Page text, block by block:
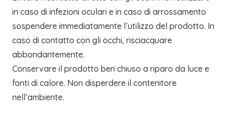
in caso di infezioni oculari e in caso di arrossamento
sospendere immediatamente l’utilizzo del prodotto. In
caso di contatto con gli occhi, risciacquare
abbondantemente.
Conservare il prodotto ben chiuso a riparo da luce e
fonti di calore. Non disperdere il contenitore
nell’ambiente.